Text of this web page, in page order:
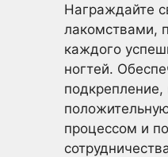
Награждайте
лакомствами,
каждого
ногтей.
подкрепление,
процессом и